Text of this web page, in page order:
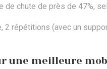
de chute de près de 47%,
2 répétitions (avec un
une meilleure